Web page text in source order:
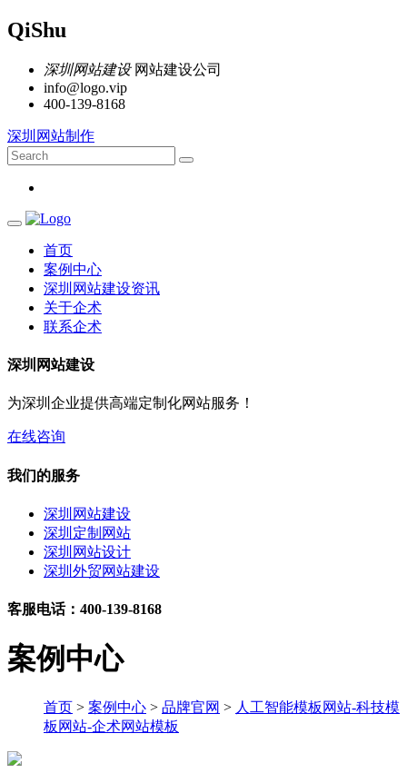
QiShu
深圳网站建设网站建设公司
info@logo.vip
400-139-8168
深圳网站制作
首页
案例中心
深圳网站建设资讯
关于企术
联系企术
深圳网站建设
为深圳企业提供高端定制化网站服务！
在线咨询
我们的服务
深圳网站建设
深圳定制网站
深圳网站设计
深圳外贸网站建设
客服电话：400-139-8168
案例中心
首页 > 案例中心 > 品牌官网 > 人工智能模板网站-科技模
板网站-企术网站模板